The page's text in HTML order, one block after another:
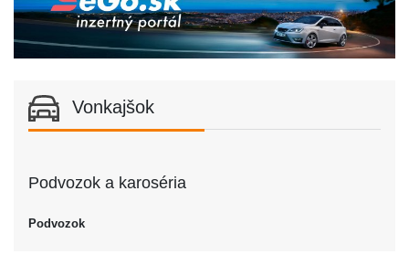
Vonkajšok
Podvozok a karoséria
Podvozok